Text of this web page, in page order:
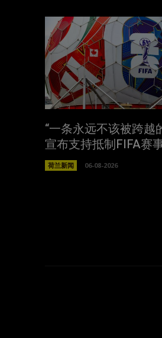
“一条永远不该被跨
宣布支持抵制FIFA赛
荷兰新闻 06-08-2026